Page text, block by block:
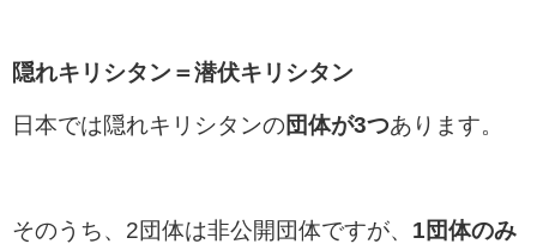
隠れキリシタン＝潜伏キリシタン
日本では隠れキリシタンの団体が3つあります。
そのうち、2団体は非公開団体ですが、 1団体のみ